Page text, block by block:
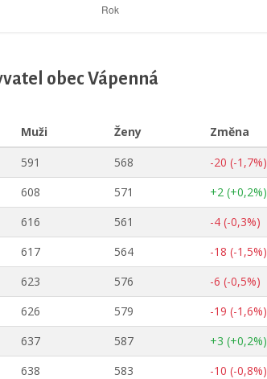
obec Vápenná
Muži Ženy
Změna
591 568
-20 (-1,7%)
608 571
+2 (+0,2%)
616 561
-4 (-0,3%)
617 564
-18 (-1,5%)
623 576
-6 (-0,5%)
626 579
-19 (-1,6%)
637 587
+3 (+0,2%)
638 583
-10 (-0,8%)